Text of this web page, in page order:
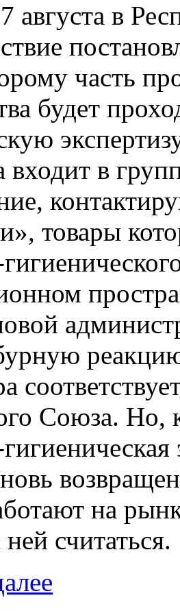
августа в
часть
будет
входит в
товары
Союза. Но,
на
считаться.